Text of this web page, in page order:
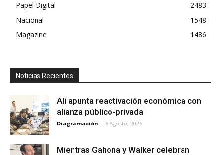
Papel Digital
2483
Nacional
1548
Magazine
1486
Noticias Recientes
Ali apunta reactivación económica con
alianza público-privada
Diagramación - 6 Agosto, 2026
Mientras Gahona y Walker celebran